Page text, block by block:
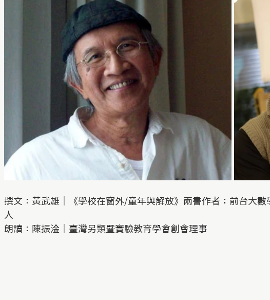
撰文：黃武雄｜《學校在窗外/童年與解放》兩書作者；前台大
人
朗讀：陳振淦｜臺灣另類暨實驗教育學會創會理事